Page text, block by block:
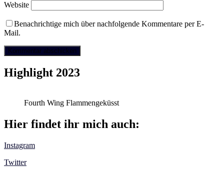
Website
Benachrichtige mich über nachfolgende Kommentare per E-
Mail.
Highlight 2023
Fourth Wing Flammengeküsst
Hier findet ihr mich auch:
Instagram
Twitter